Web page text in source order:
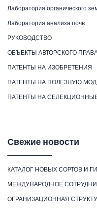
Лаборатория органического
Лаборатория анализа почв
РУКОВОДСТВО
ОБЪЕКТЫ АВТОРСКОГО
ПАТЕНТЫ НА ИЗОБРЕТЕНИЯ
ПАТЕНТЫ НА ПОЛЕЗНУЮ
ПАТЕНТЫ НА
Свежие новости
КАТАЛОГ НОВЫХ СОРТОВ И
МЕЖДУНАРОДНОЕ
ОГРАНИЗАЦИОННАЯ